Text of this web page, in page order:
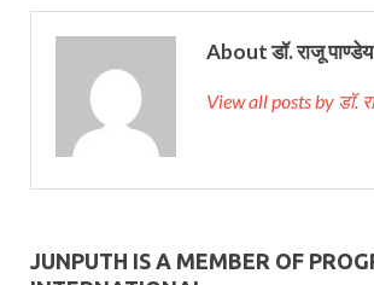
About डॉ. राजू पाण्डेय
View all posts by डॉ.
JUNPUTH IS A MEMBER OF